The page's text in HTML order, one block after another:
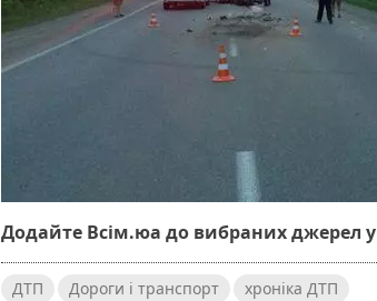
Додайте Всім.юа до вибраних джерел у
ДТП Дороги і транспорт хроніка ДТП